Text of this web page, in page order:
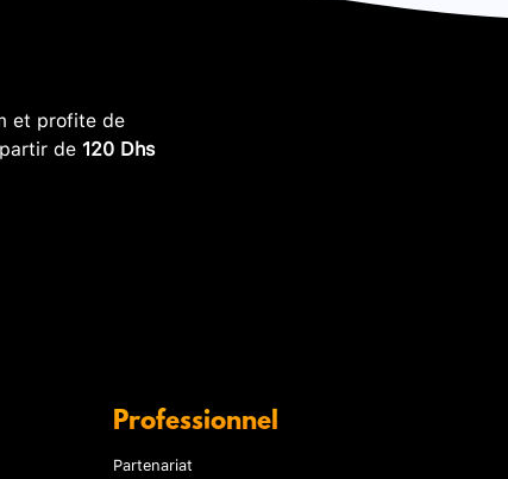
et profite de
de 120 Dhs
Professionnel
Partenariat